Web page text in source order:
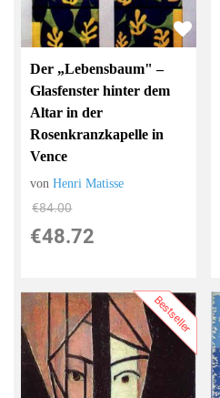
Der „Lebensbaum" –
Glasfenster hinter dem
Altar in der
Rosenkranzkapelle in
Vence
vonHenri Matisse
€84.00
€48.72
Bestseller